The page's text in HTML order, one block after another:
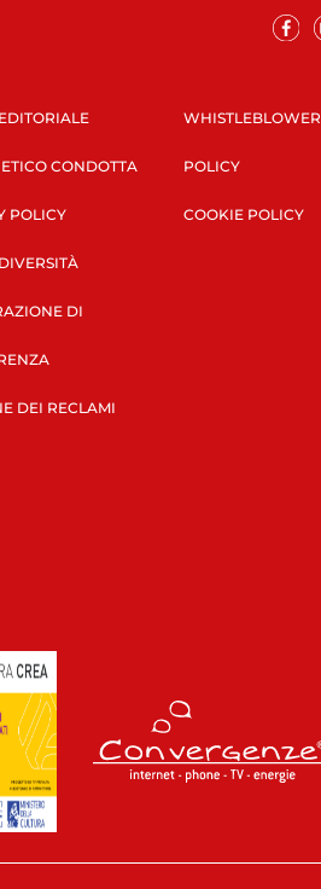
CONDOTTA
POLICY
DI
DEI RECLAMI
WHISTLEBLOWER
POLICY
COOKIE POLICY